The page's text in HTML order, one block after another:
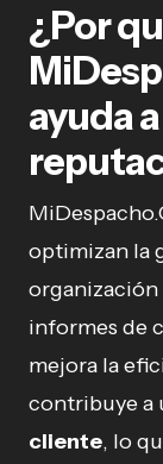
¿Por
ayuda
optimizan la
organización
informes de
mejora la
contribuye a
cliente, lo